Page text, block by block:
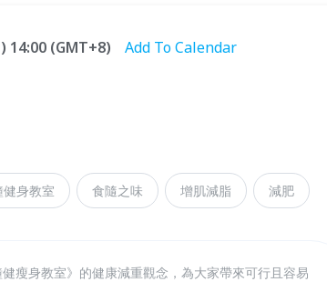
14:00 (GMT+8)
Add To Calendar
身教室 食隨之味 增肌減脂 減肥
瘦身教室》的健康減重觀念，為大家帶來可行且容易